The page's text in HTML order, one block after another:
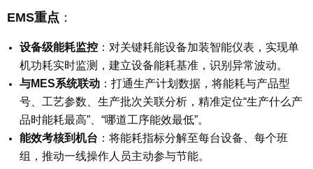
EMS重点 ：
设备级能耗监控 ： 对关键耗能设备加装智能仪表，实现单
机功耗实时监测，建立设备能耗基准，识别异常波动。
与MES系统联动 ： 打通生产计划数据，将能耗与产品型
号、工艺参数、生产批次关联分析，精准定位“生产什么产
品时能耗最高”、“哪道工序能效最低”。
能效考核到机台 ： 将能耗指标分解至每台设备、每个班
组，推动一线操作人员主动参与节能。